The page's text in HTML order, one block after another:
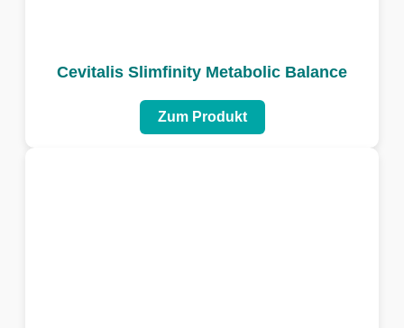
Cevitalis Slimfinity Metabolic Balance
Zum Produkt